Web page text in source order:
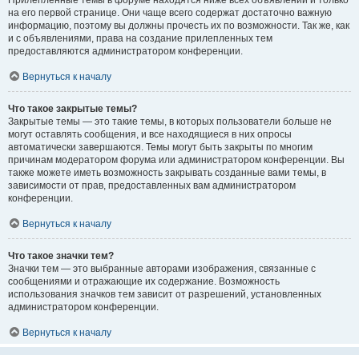
на его первой странице. Они чаще всего содержат достаточно важную
информацию, поэтому вы должны прочесть их по возможности. Так же, как
и с объявлениями, права на создание прилепленных тем
предоставляются администратором конференции.
Вернуться к началу
Что такое закрытые темы?
Закрытые темы — это такие темы, в которых пользователи больше не
могут оставлять сообщения, и все находящиеся в них опросы
автоматически завершаются. Темы могут быть закрыты по многим
причинам модератором форума или администратором конференции. Вы
также можете иметь возможность закрывать созданные вами темы, в
зависимости от прав, предоставленных вам администратором
конференции.
Вернуться к началу
Что такое значки тем?
Значки тем — это выбранные авторами изображения, связанные с
сообщениями и отражающие их содержание. Возможность
использования значков тем зависит от разрешений, установленных
администратором конференции.
Вернуться к началу